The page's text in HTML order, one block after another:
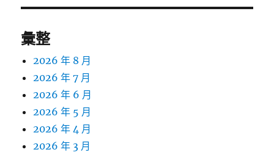
彙整
2026 年 8 月
2026 年 7 月
2026 年 6 月
2026 年 5 月
2026 年 4 月
2026 年 3 月